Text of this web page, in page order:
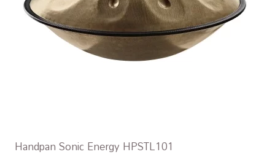
Handpan Sonic Energy HPSTL101